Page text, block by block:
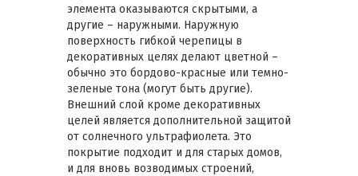
элемента оказываются скрытыми, а
другие – наружными. Наружную
поверхность гибкой черепицы в
декоративных целях делают цветной –
обычно это бордово-красные или темно-
зеленые тона (могут быть другие).
Внешний слой кроме декоративных
целей является дополнительной защитой
от солнечного ультрафиолета. Это
покрытие подходит и для старых домов,
и для вновь возводимых строений,